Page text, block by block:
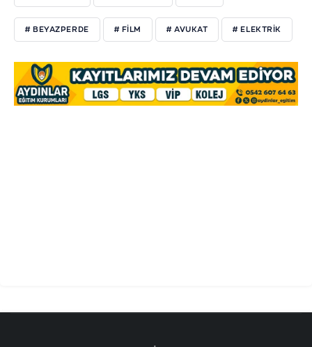
# BEYAZPERDE # FILM # AVUKAT # ELEKTRIK